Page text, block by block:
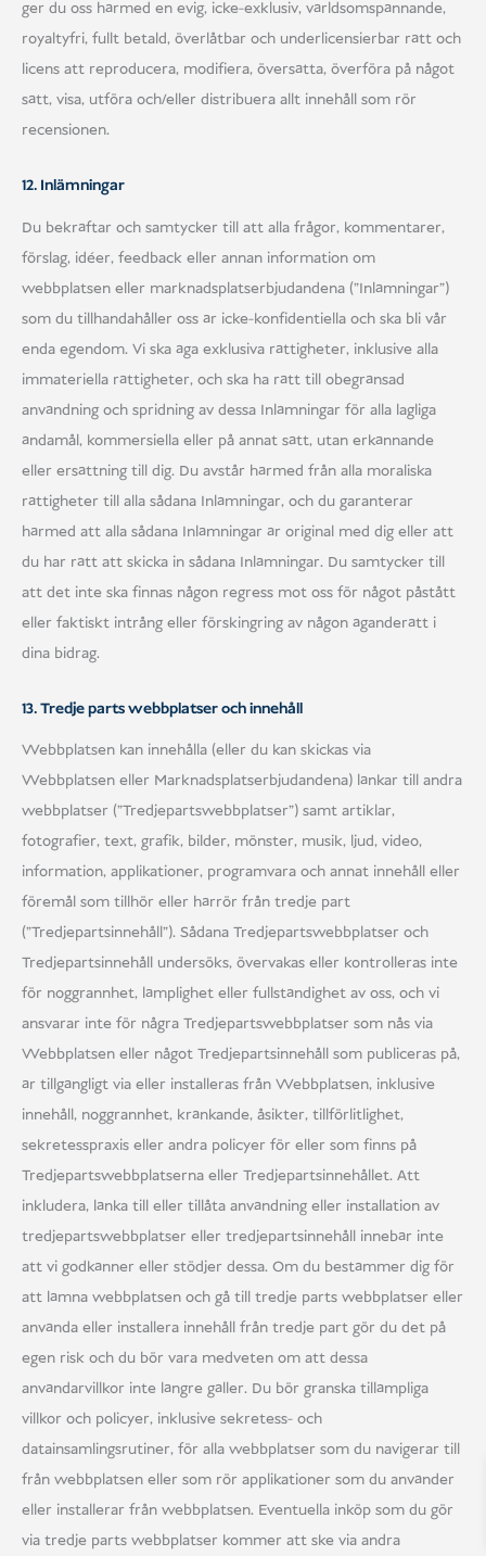
ger du oss härmed en evig, icke-exklusiv, världsomspännande,
royaltyfri, fullt betald, överlåtbar och underlicensierbar rätt och
licens att reproducera, modifiera, översätta, överföra på något
sätt, visa, utföra och/eller distribuera allt innehåll som rör
recensionen.
12. Inlämningar
Du bekräftar och samtycker till att alla frågor, kommentarer,
förslag, idéer, feedback eller annan information om
webbplatsen eller marknadsplatserbjudandena ("Inlämningar")
som du tillhandahåller oss är icke-konfidentiella och ska bli vår
enda egendom. Vi ska äga exklusiva rättigheter, inklusive alla
immateriella rättigheter, och ska ha rätt till obegränsad
användning och spridning av dessa Inlämningar för alla lagliga
ändamål, kommersiella eller på annat sätt, utan erkännande
eller ersättning till dig. Du avstår härmed från alla moraliska
rättigheter till alla sådana Inlämningar, och du garanterar
härmed att alla sådana Inlämningar är original med dig eller att
du har rätt att skicka in sådana Inlämningar. Du samtycker till
att det inte ska finnas någon regress mot oss för något påstått
eller faktiskt intrång eller förskingring av någon äganderätt i
dina bidrag.
13. Tredje parts webbplatser och innehåll
Webbplatsen kan innehålla (eller du kan skickas via
Webbplatsen eller Marknadsplatserbjudandena) länkar till andra
webbplatser ("Tredjepartswebbplatser") samt artiklar,
fotografier, text, grafik, bilder, mönster, musik, ljud, video,
information, applikationer, programvara och annat innehåll eller
föremål som tillhör eller härrör från tredje part
("Tredjepartsinnehåll"). Sådana Tredjepartswebbplatser och
Tredjepartsinnehåll undersöks, övervakas eller kontrolleras inte
för noggrannhet, lämplighet eller fullständighet av oss, och vi
ansvarar inte för några Tredjepartswebbplatser som nås via
Webbplatsen eller något Tredjepartsinnehåll som publiceras på,
är tillgängligt via eller installeras från Webbplatsen, inklusive
innehåll, noggrannhet, kränkande, åsikter, tillförlitlighet,
sekretesspraxis eller andra policyer för eller som finns på
Tredjepartswebbplatserna eller Tredjepartsinnehållet. Att
inkludera, länka till eller tillåta användning eller installation av
tredjepartswebbplatser eller tredjepartsinnehåll innebär inte
att vi godkänner eller stödjer dessa. Om du bestämmer dig för
att lämna webbplatsen och gå till tredje parts webbplatser eller
använda eller installera innehåll från tredje part gör du det på
egen risk och du bör vara medveten om att dessa
användarvillkor inte längre gäller. Du bör granska tillämpliga
villkor och policyer, inklusive sekretess- och
datainsamlingsrutiner, för alla webbplatser som du navigerar till
från webbplatsen eller som rör applikationer som du använder
eller installerar från webbplatsen. Eventuella inköp som du gör
via tredje parts webbplatser kommer att ske via andra